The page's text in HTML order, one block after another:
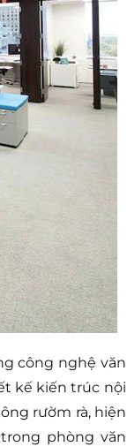
công nghệ văn
kế kiến trúc nội
rườm rà, hiện
phòng văn